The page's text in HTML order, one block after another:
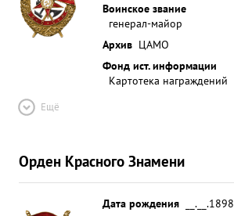
Воинское звание
генерал-майор
Архив ЦАМО
Фонд ист. информации
Картотека награждений
Ещё
Орден Красного Знамени
Дата рождения
__.__.1898